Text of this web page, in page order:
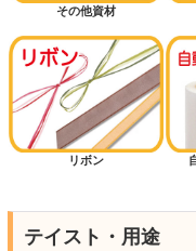
その他資材
リボン
テイスト・用途